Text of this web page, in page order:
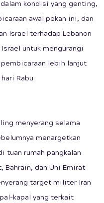
kondisi yang genting,
awal pekan ini, dan
Israel terhadap Lebanon
untuk mengurangi
pembicaraan lebih lanjut
Rabu.
menyerang selama
menargetkan
tuan rumah pangkalan
Bahrain, dan Uni Emirat
target militer Iran
kapal yang terkait